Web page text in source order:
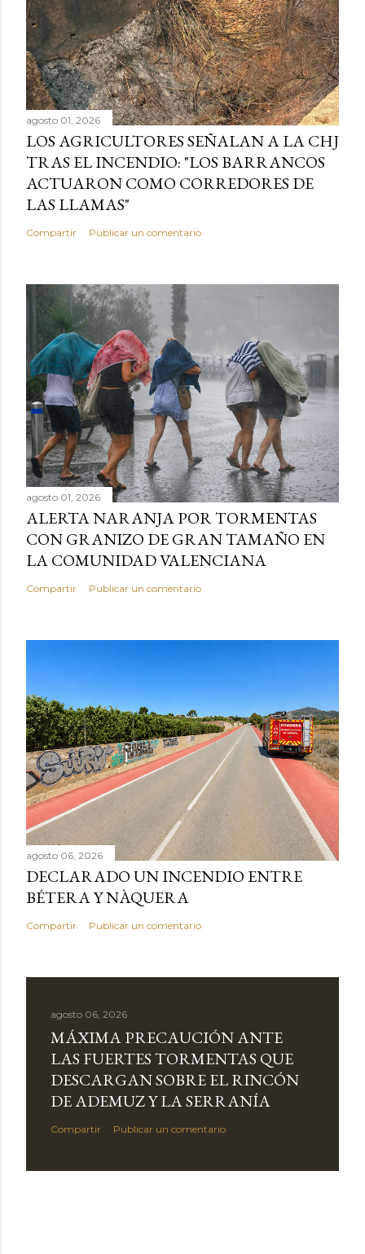
agosto 01, 2026
LOS AGRICULTORES SEÑALAN A LA CHJ
TRAS EL INCENDIO: "LOS BARRANCOS
ACTUARON COMO CORREDORES DE
LAS LLAMAS"
Compartir Publicar un comentario
agosto 01, 2026
ALERTA NARANJA POR TORMENTAS
CON GRANIZO DE GRAN TAMAÑO EN
LA COMUNIDAD VALENCIANA
Compartir Publicar un comentario
agosto 06, 2026
DECLARADO UN INCENDIO ENTRE
BÉTERA Y NÀQUERA
Compartir Publicar un comentario
agosto 06, 2026
MÁXIMA PRECAUCIÓN ANTE
LAS FUERTES TORMENTAS QUE
DESCARGAN SOBRE EL RINCÓN
DE ADEMUZ Y LA SERRANÍA
Compartir Publicar un comentario